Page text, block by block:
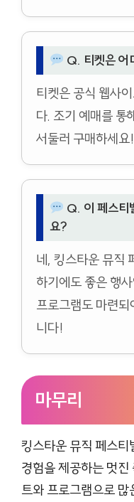
Q. 티켓은 어
티켓은 공식 웹사
다. 조기 예매를 통
서둘러 구매하세요!
Q. 이 페스티
요?
네, 킹스타운 뮤직
하기에도 좋은 행
프로그램도 마련
니다!
마무리
킹스타운 뮤직 페스
경험을 제공하는 멋
트와 프로그램으로